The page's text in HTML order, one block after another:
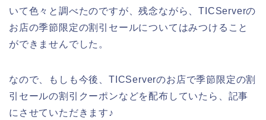
いて色々と調べたのですが、残念ながら、TICServerの
お店の季節限定の割引セールについてはみつけること
ができませんでした。
なので、もしも今後、TICServerのお店で季節限定の割
引セールの割引クーポンなどを配布していたら、記事
にさせていただきます♪